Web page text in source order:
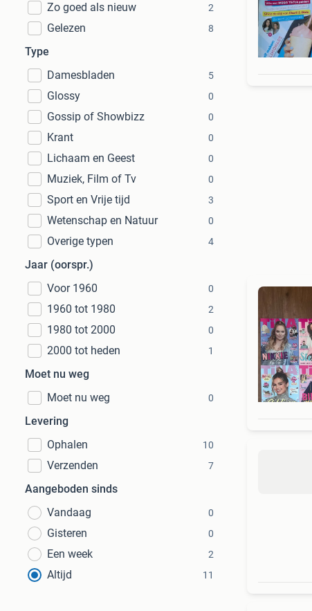
Zo goed als nieuw 2
Gelezen 8
Type
Damesbladen
5
Glossy 0
Gossip of Showbizz 0
Krant 0
Lichaam en Geest 0
Muziek, Film of Tv 0
Sport en Vrije tijd 3
Wetenschap en Natuur 0
Overige typen 4
Jaar (oorspr.)
Voor 1960
0
1960 tot 1980 2
1980 tot 2000 0
2000 tot heden 1
Moet nu weg
Moet nu weg
0
Levering
Ophalen
10
Verzenden 7
Aangeboden sinds
Vandaag
0
Gisteren 0
Een week 2
Altijd 11